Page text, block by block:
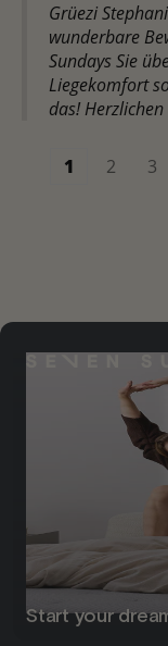
Grüezi
wunderbare
Sundays Sie
Liegekomfort
das!
1 2 3
Start your